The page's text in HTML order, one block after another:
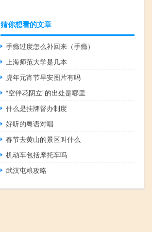
猜你想看的文章
手瘾过度怎么补回来（手瘾）
上海师范大学是几本
虎年元宵节早安图片有吗
“空伴花阴立”的出处是哪里
什么是挂牌督办制度
好听的粤语对唱
春节去黄山的景区叫什么
机动车包括摩托车吗
武汉屯粮攻略